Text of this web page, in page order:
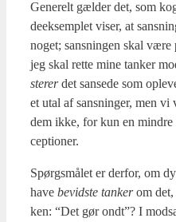
Gene­relt gæl­der det, som
de­ek­semp­let viser, at
noget; sans­nin­gen skal
jeg skal ret­te mine tan­ker
ste­rerdet san­se­de som
et utal af sans­nin­ger, men vi
dem ikke, for kun en
cep­tio­ner.
Spørgs­må­let er der­for, om
have bevid­ste tan­kerom det,
ken: “Det gør ondt”? I